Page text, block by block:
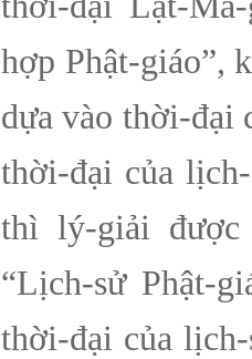
hợp Phật-giáo”,
dựa vào thời-đại
thời-đại của
thì lý-giải
“Lịch-sử Phật-
thời-đại của